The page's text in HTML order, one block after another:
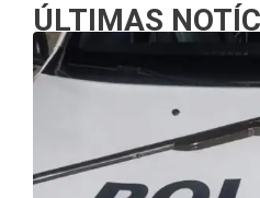
ÚLTIMAS